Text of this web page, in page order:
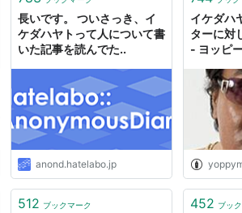
長いです。 ついさっき、イ
ケダハヤトって人について書
いた記事を読んでた..
anond.hatelabo.jp
イケダハ
ターに対
- ヨッピ
512 ブックマーク 452 ブッ